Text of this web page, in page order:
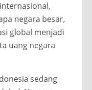
negara besar,
global menjadi
uang negara
sedang